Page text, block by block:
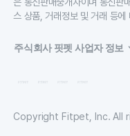
스 상품, 거래정보 및 거래 등에
주식회사 핏펫 사업자 정보
Copyright Fitpet, Inc. All